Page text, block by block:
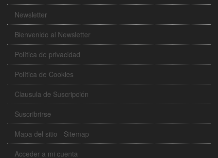
Newsletter
Bienvenido al Newsletter
Política de privacidad
Política de Cookies
Clausula de Suscripción
Suscribrirse
Mapa del sitio - Sitemap
Acceder a mi cuenta